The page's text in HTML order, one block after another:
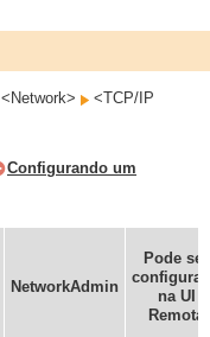
<Network>
<TCP/IP
Configurando um
NetworkAdmin
Pode ser
na UI
Remota